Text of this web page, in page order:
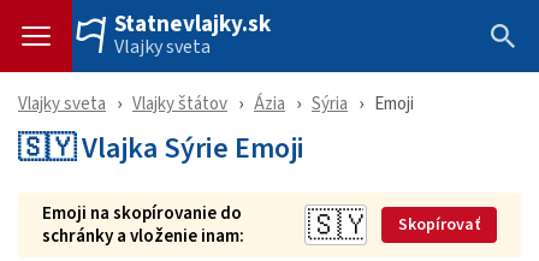
Statnevlajky.sk
Vlajky sveta
Vlajky sveta Vlajky štátov Ázia Sýria Emoji
🇸🇾 Vlajka Sýrie Emoji
Emoji na skopírovanie do
schránky a vloženie inam:
Skopírovať